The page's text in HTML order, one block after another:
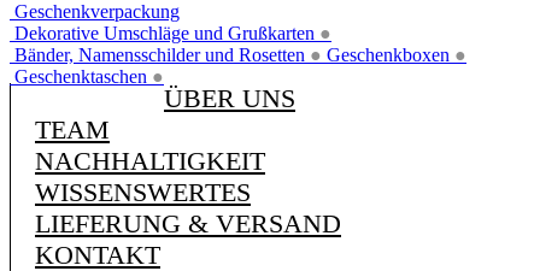
Geschenkverpackung
Dekorative Umschläge und Grußkarten ●
Bänder, Namensschilder und Rosetten ● Geschenkboxen ●
Geschenktaschen ●
ÜBER UNS
TEAM
NACHHALTIGKEIT
WISSENSWERTES
LIEFERUNG & VERSAND
KONTAKT